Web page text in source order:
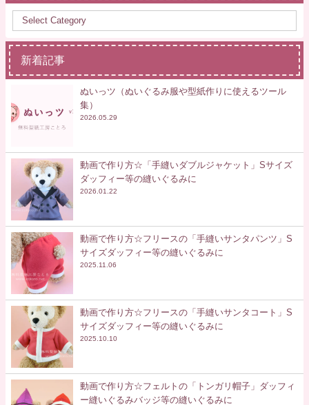
新着記事
ぬいっツ（ぬいぐるみ服や型紙作りに使えるツール
集）
2026.05.29
動画で作り方☆「手縫いダブルジャケット」Sサイズ
ダッフィー等の縫いぐるみに
2026.01.22
動画で作り方☆フリースの「手縫いサンタパンツ」S
サイズダッフィー等の縫いぐるみに
2025.11.06
動画で作り方☆フリースの「手縫いサンタコート」S
サイズダッフィー等の縫いぐるみに
2025.10.10
動画で作り方☆フェルトの「トンガリ帽子」ダッフィ
ー縫いぐるみバッジ等の縫いぐるみに